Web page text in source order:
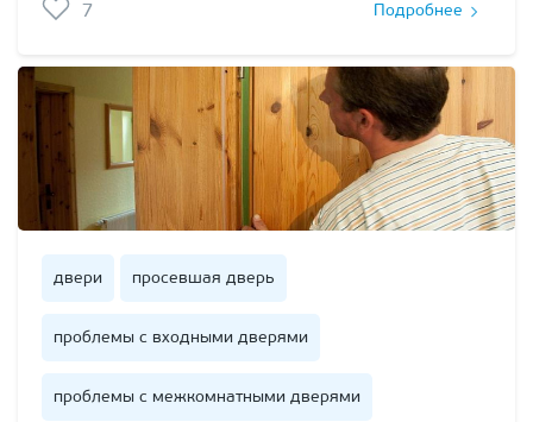
7 Подробнее
двери просевшая дверь
проблемы с входными дверями
проблемы с межкомнатными дверями